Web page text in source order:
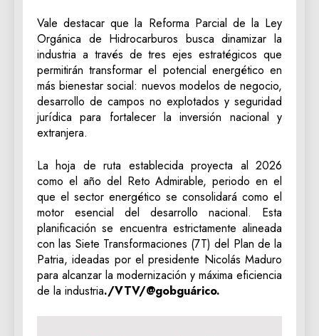
Vale destacar que la Reforma Parcial de la Ley
Orgánica de Hidrocarburos busca dinamizar la
industria a través de tres ejes estratégicos que
permitirán transformar el potencial energético en
más bienestar social: nuevos modelos de negocio,
desarrollo de campos no explotados y seguridad
jurídica para fortalecer la inversión nacional y
extranjera.
La hoja de ruta establecida proyecta al 2026
como el año del Reto Admirable, periodo en el
que el sector energético se consolidará como el
motor esencial del desarrollo nacional. Esta
planificación se encuentra estrictamente alineada
con las Siete Transformaciones (7T) del Plan de la
Patria, ideadas por el presidente Nicolás Maduro
para alcanzar la modernización y máxima eficiencia
de la industria./VTV/@gobguárico.